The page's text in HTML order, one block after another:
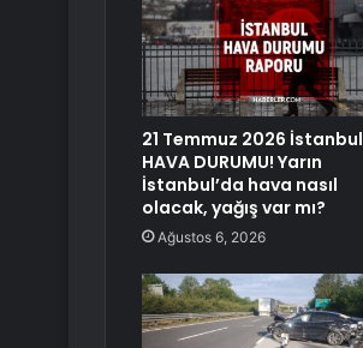
21 Temmuz 2026 İstanbul
HAVA DURUMU! Yarın
İstanbul’da hava nasıl
olacak, yağış var mı?
Ağustos 6, 2026